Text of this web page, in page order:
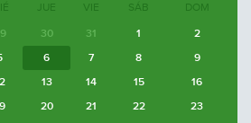
JUE VIE SÁB DOM
30 31 1
2
6 7 8
9
13 14 15
16
20 21 22
23